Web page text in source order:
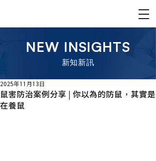
NEW INSIGHTS
​新知新訊
鼠害防治案例分享 | 你以為的防鼠，其實是
在養鼠
2025年11月13日